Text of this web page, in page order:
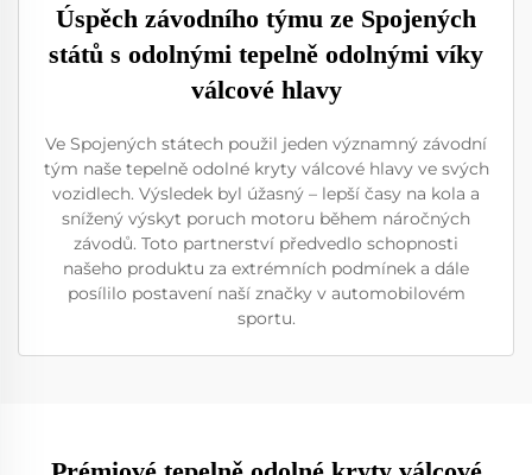
Úspěch závodního týmu ze Spojených
států s odolnými tepelně odolnými víky
válcové hlavy
Ve Spojených státech použil jeden významný závodní
tým naše tepelně odolné kryty válcové hlavy ve svých
vozidlech. Výsledek byl úžasný – lepší časy na kola a
snížený výskyt poruch motoru během náročných
závodů. Toto partnerství předvedlo schopnosti
našeho produktu za extrémních podmínek a dále
posílilo postavení naší značky v automobilovém
sportu.